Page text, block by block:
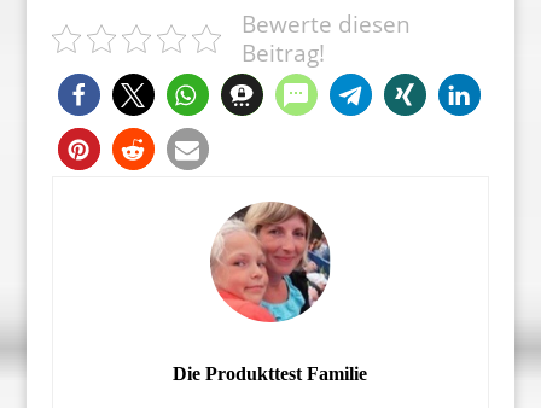
Bewerte diesen
Beitrag!
Die Produkttest Familie